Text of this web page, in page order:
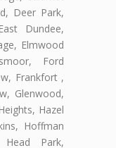
Deer Park,
Dundee,
Elmwood
Ford
Frankfort ,
Glenwood,
Hazel
Hoffman
Head Park,